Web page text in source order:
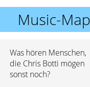
Music-Map
Was hören Menschen,
die Chris Botti mögen
sonst noch?